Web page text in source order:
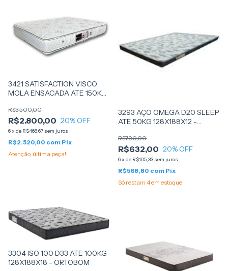
3421 SATISFACTION VISCO
MOLA ENSACADA ATE 150KG
LUCKSPUMA
R$2.800,00
R$3.500,00
20% OFF
6x de R$466,67 sem juros
R$2.520,00 com Pix
Atenção, última peça!
3293 AÇO OMEGA D20 SLEEP
ATE 50KG 128X188X12 -
R$632,00
R$790,00
20% OFF
6x de R$105,33 sem juros
R$568,80 com Pix
Só restam 4em estoque!
3304 ISO 100 D33 ATE 100KG
128X188X18 - ORTOBOM